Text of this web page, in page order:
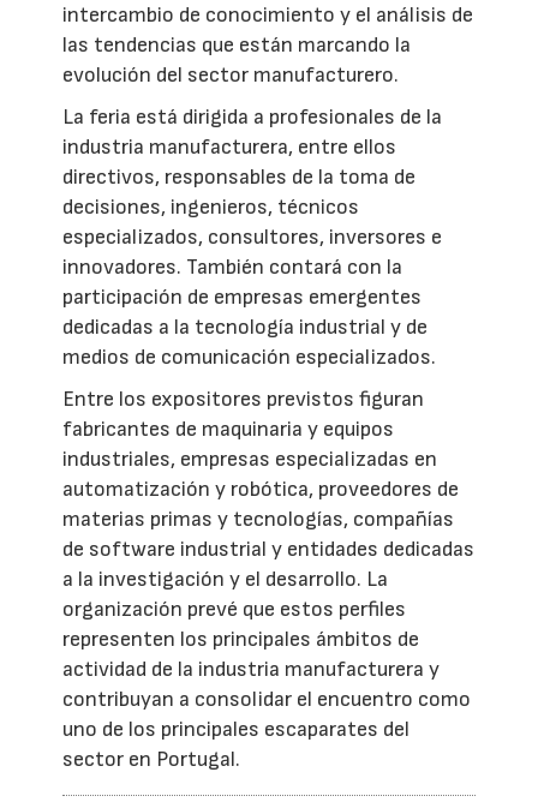
intercambio de conocimiento y el análisis de
las tendencias que están marcando la
evolución del sector manufacturero.
La feria está dirigida a profesionales de la
industria manufacturera, entre ellos
directivos, responsables de la toma de
decisiones, ingenieros, técnicos
especializados, consultores, inversores e
innovadores. También contará con la
participación de empresas emergentes
dedicadas a la tecnología industrial y de
medios de comunicación especializados.
Entre los expositores previstos figuran
fabricantes de maquinaria y equipos
industriales, empresas especializadas en
automatización y robótica, proveedores de
materias primas y tecnologías, compañías
de software industrial y entidades dedicadas
a la investigación y el desarrollo. La
organización prevé que estos perfiles
representen los principales ámbitos de
actividad de la industria manufacturera y
contribuyan a consolidar el encuentro como
uno de los principales escaparates del
sector en Portugal.